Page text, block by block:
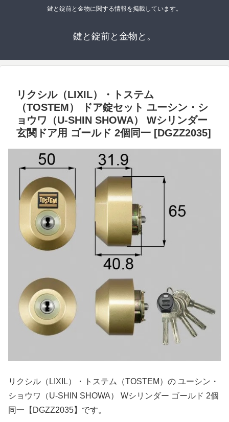
鍵と錠前と金物に関する情報を掲載しています。
鍵と錠前と金物と。
リクシル（LIXIL）・トステム
（TOSTEM） ドア錠セット ユーシン・シ
ョウワ（U-SHIN SHOWA） Wシリンダー
玄関ドア用 ゴールド 2個同一 [DGZZ2035]
リクシル（LIXIL）・トステム（TOSTEM）の ユーシン・
ショウワ（U-SHIN SHOWA） Wシリンダー ゴールド 2個
同一【DGZZ2035】です。